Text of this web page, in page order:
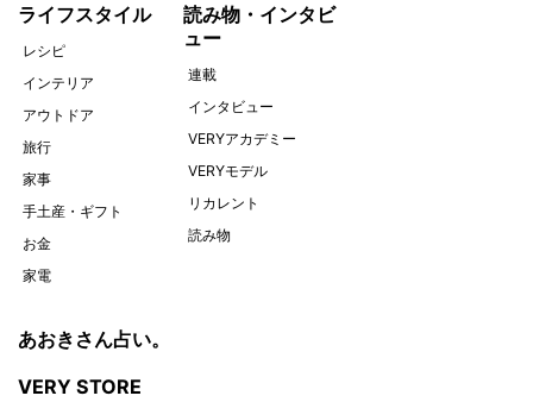
ライフスタイル
レシピ
インテリア
アウトドア
旅行
家事
手土産・ギフト
お金
家電
読み物・インタビ
ュー
連載
インタビュー
VERYアカデミー
VERYモデル
リカレント
読み物
あおきさん占い。
VERY STORE